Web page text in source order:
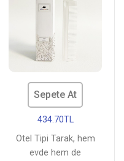
Sepete At
434.70TL
Otel Tipi Tarak, hem
evde hem de